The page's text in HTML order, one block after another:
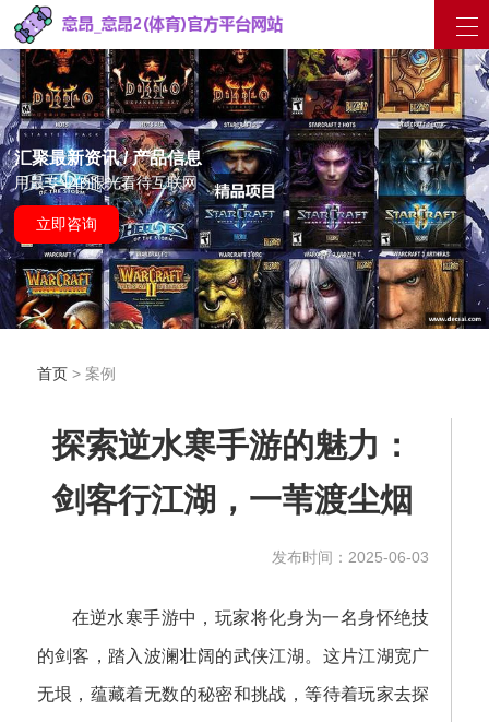
汇聚最新资讯 / 产品信息
用最专业的眼光看待互联网
立即咨询
首页> 案例
探索逆水寒手游的魅力：
剑客行江湖，一苇渡尘烟
发布时间：2025-06-03
在逆水寒手游中，玩家将化身为一名身怀绝技
的剑客，踏入波澜壮阔的武侠江湖。这片江湖宽广
无垠，蕴藏着无数的秘密和挑战，等待着玩家去探